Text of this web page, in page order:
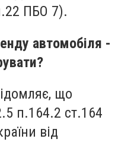
ПБО 7).
автомобіля -
що
п.164.2 ст.164
від